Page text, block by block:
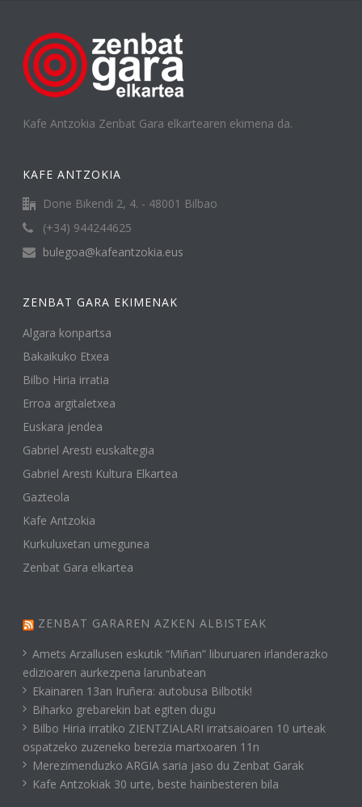
Kafe Antzokia Zenbat Gara elkartearen ekimena da.
KAFE ANTZOKIA
Done Bikendi 2, 4. - 48001 Bilbao
(+34) 944244625
bulegoa@kafeantzokia.eus
ZENBAT GARA EKIMENAK
Algara konpartsa
Bakaikuko Etxea
Bilbo Hiria irratia
Erroa argitaletxea
Euskara jendea
Gabriel Aresti euskaltegia
Gabriel Aresti Kultura Elkartea
Gazteola
Kafe Antzokia
Kurkuluxetan umegunea
Zenbat Gara elkartea
ZENBAT GARAREN AZKEN ALBISTEAK
Amets Arzallusen eskutik “Miñan” liburuaren irlanderazko
edizioaren aurkezpena larunbatean
Ekainaren 13an Iruñera: autobusa Bilbotik!
Biharko grebarekin bat egiten dugu
Bilbo Hiria irratiko ZIENTZIALARI irratsaioaren 10 urteak
ospatzeko zuzeneko berezia martxoaren 11n
Merezimenduzko ARGIA saria jaso du Zenbat Garak
Kafe Antzokiak 30 urte, beste hainbesteren bila